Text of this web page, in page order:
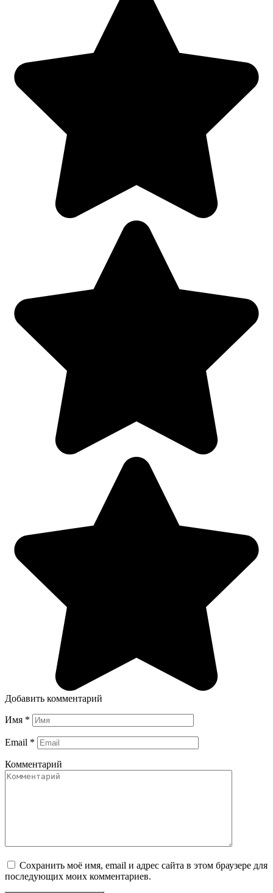
Добавить комментарий
Имя *
Email *
Комментарий
Сохранить моё имя, email и адрес сайта в этом браузере для
последующих моих комментариев.